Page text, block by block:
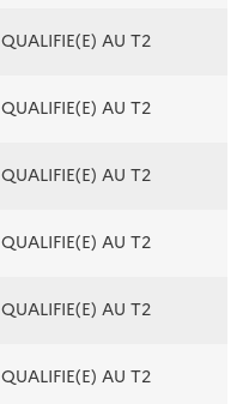
QUALIFIE(E) AU T2
QUALIFIE(E) AU T2
QUALIFIE(E) AU T2
QUALIFIE(E) AU T2
QUALIFIE(E) AU T2
QUALIFIE(E) AU T2